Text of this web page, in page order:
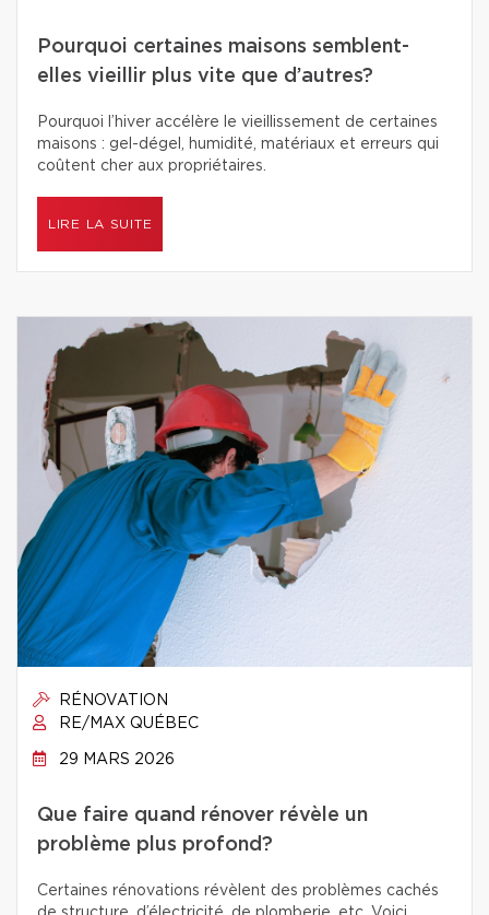
Pourquoi certaines maisons semblent-
elles vieillir plus vite que d’autres?
Pourquoi l’hiver accélère le vieillissement de certaines
maisons : gel-dégel, humidité, matériaux et erreurs qui
coûtent cher aux propriétaires.
LIRE LA SUITE
RÉNOVATION
RE/MAX QUÉBEC
29 MARS 2026
Que faire quand rénover révèle un
problème plus profond?
Certaines rénovations révèlent des problèmes cachés